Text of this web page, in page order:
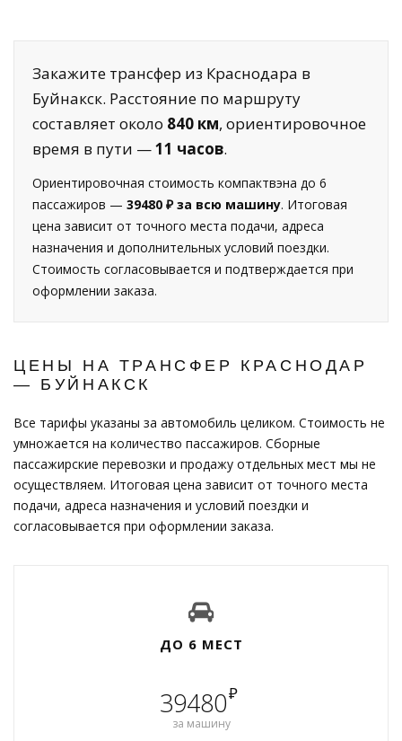
Закажите трансфер из Краснодара в
Буйнакск. Расстояние по маршруту
составляет около 840 км, ориентировочное
время в пути —11 часов.
Ориентировочная стоимость компактвэна до 6
пассажиров — 39480 ₽ за всю машину. Итоговая
цена зависит от точного места подачи, адреса
назначения и дополнительных условий поездки.
Стоимость согласовывается и подтверждается при
оформлении заказа.
ЦЕНЫ НА ТРАНСФЕР КРАСНОДАР
— БУЙНАКСК
Все тарифы указаны за автомобиль целиком. Стоимость не
умножается на количество пассажиров. Сборные
пассажирские перевозки и продажу отдельных мест мы не
осуществляем. Итоговая цена зависит от точного места
подачи, адреса назначения и условий поездки и
согласовывается при оформлении заказа.
ДО 6 МЕСТ
39480₽
за машину